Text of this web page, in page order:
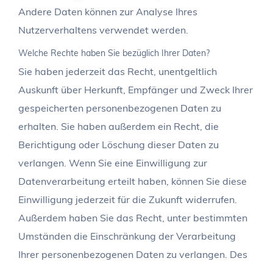
Andere Daten können zur Analyse Ihres
Nutzerverhaltens verwendet werden.
Welche Rechte haben Sie bezüglich Ihrer Daten?
Sie haben jederzeit das Recht, unentgeltlich
Auskunft über Herkunft, Empfänger und Zweck Ihrer
gespeicherten personenbezogenen Daten zu
erhalten. Sie haben außerdem ein Recht, die
Berichtigung oder Löschung dieser Daten zu
verlangen. Wenn Sie eine Einwilligung zur
Datenverarbeitung erteilt haben, können Sie diese
Einwilligung jederzeit für die Zukunft widerrufen.
Außerdem haben Sie das Recht, unter bestimmten
Umständen die Einschränkung der Verarbeitung
Ihrer personenbezogenen Daten zu verlangen. Des